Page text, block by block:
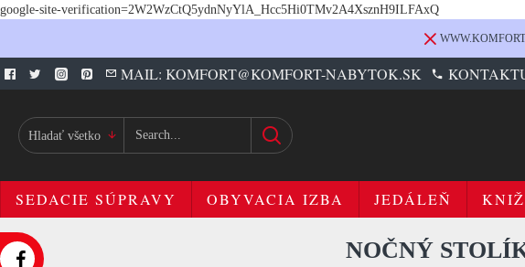
google-site-verification=2W2WzCtQ5ydnNyYlA_Hcc5Hi0TMv2A4XsznH9ILFAxQ
MAIL: KOMFORT@KOMFORT-NABYTOK.SK
Hladať všetko
SEDACIE SÚPRAVY OBYVACIA IZBA JEDÁLEŇ
NOČNÝ